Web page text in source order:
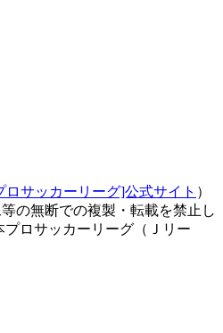
ロサッカーリーグ]公式サイト ）
の無断での複製・転載を禁止し
ロサッカーリーグ（Ｊリー